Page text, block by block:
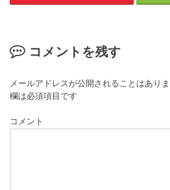
コメントを残す
メールアドレスが公開されることはありま
欄は必須項目です
コメント